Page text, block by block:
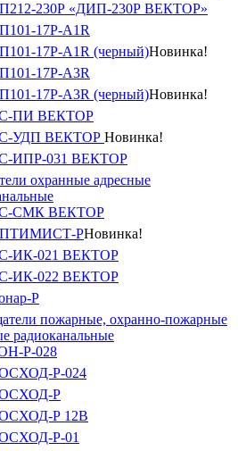
230Р «ДИП-230Р ВЕКТОР»
17Р-A1R
17Р-A1R (черный)Новинка!
17Р-A3R
17Р-A3R (черный)Новинка!
ПИ ВЕКТОР
УДП ВЕКТОР Новинка!
ИПР-031 ВЕКТОР
охранные адресные
СМК ВЕКТОР
РНовинка!
ИК-021 ВЕКТОР
ИК-022 ВЕКТОР
Р
пожарные, охранно-пожарные
радиоканальные
Р-028
Р-024
Р
Р 12В
Р-01